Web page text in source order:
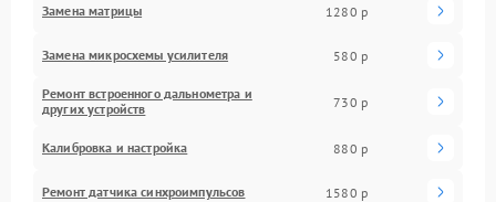
Замена матрицы 1280 р
Замена микросхемы усилителя 580 р
Ремонт встроенного дальнометра и
других устройств
730 р
Калибровка и настройка 880 р
Ремонт датчика синхроимпульсов 1580 р